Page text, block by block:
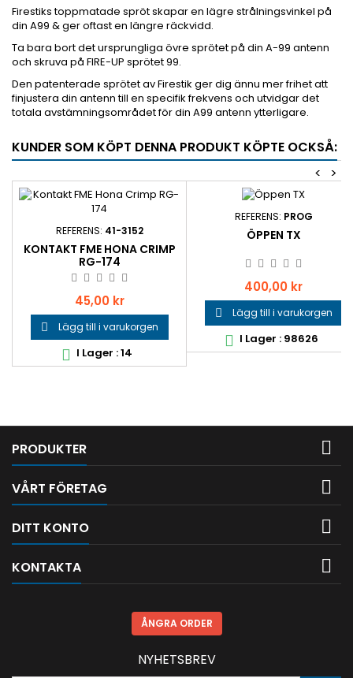
Firestiks toppmatade spröt skapar en lägre strålningsvinkel på
din A99 & ger oftast en längre räckvidd.
Ta bara bort det ursprungliga övre sprötet på din A-99 antenn
och skruva på FIRE-UP sprötet 99.
Den patenterade sprötet av Firestik ger dig ännu mer frihet att
finjustera din antenn till en specifik frekvens och utvidgar det
totala avstämningsområdet för din A99 antenn ytterligare.
KUNDER SOM KÖPT DENNA PRODUKT KÖPTE OCKSÅ:
>
<
REFERENS: 41-3152
KONTAKT FME HONA CRIMP
RG-174
Pris
45,00 kr
 Lägg till i varukorgen
 I Lager : 14
REFERENS: PROG
ÖPPEN TX
Pris
400,00 kr
 Lägg till i varukorgen
 I Lager : 98626
PRODUKTER 
VÅRT FÖRETAG 
DITT KONTO 
KONTAKTA 
ÅNGRA ORDER
NYHETSBREV